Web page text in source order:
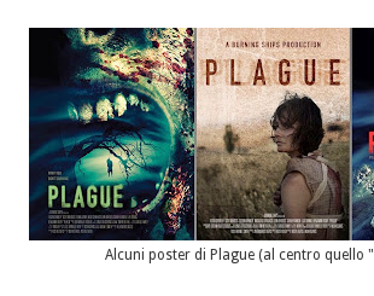
Alcuni poster di Plague (al centro quello